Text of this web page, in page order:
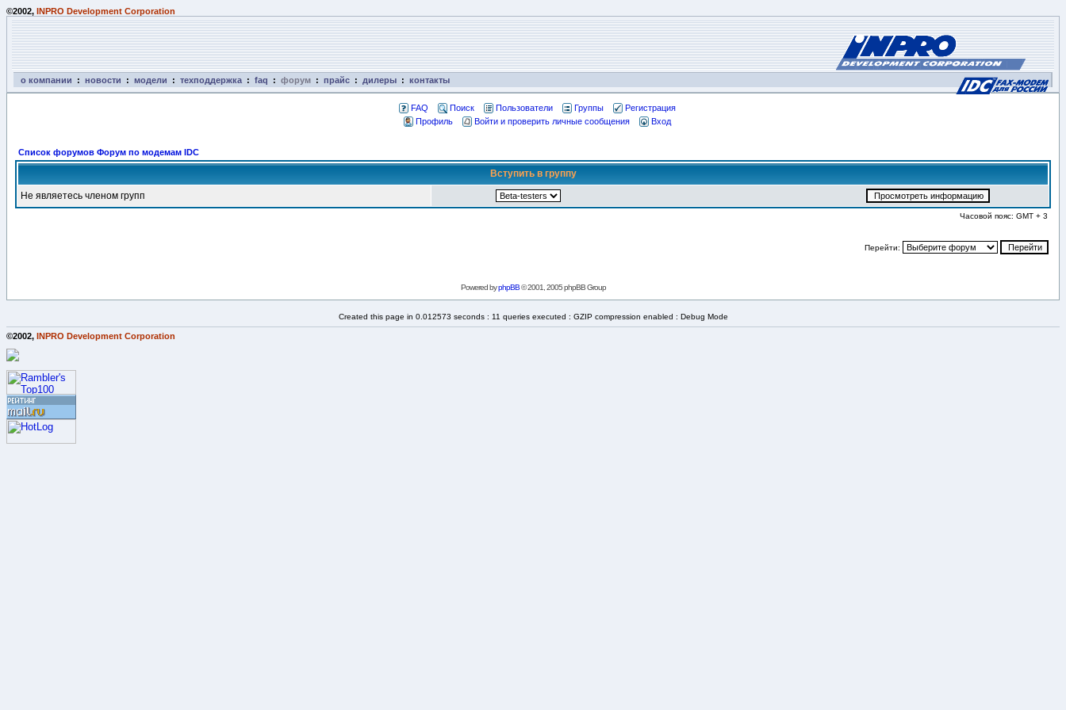
©2002, INPRO Development Corporation
о компании : новости : модели : техподдержка : faq : форум : прайс : дилеры : контакты
FAQ Поиск Пользователи Группы
Регистрация
Профиль
Войти и проверить личные сообщения Вход
Список форумов Форум по модемам IDC
Вступить в группу
Не являетесь членом групп
Часовой пояс: GMT + 3
Перейти:
Powered byphpBB© 2001, 2005 phpBB Group
Created this page in 0.012573 seconds : 11 queries executed : GZIP compression enabled : Debug Mode
©2002, INPRO Development Corporation